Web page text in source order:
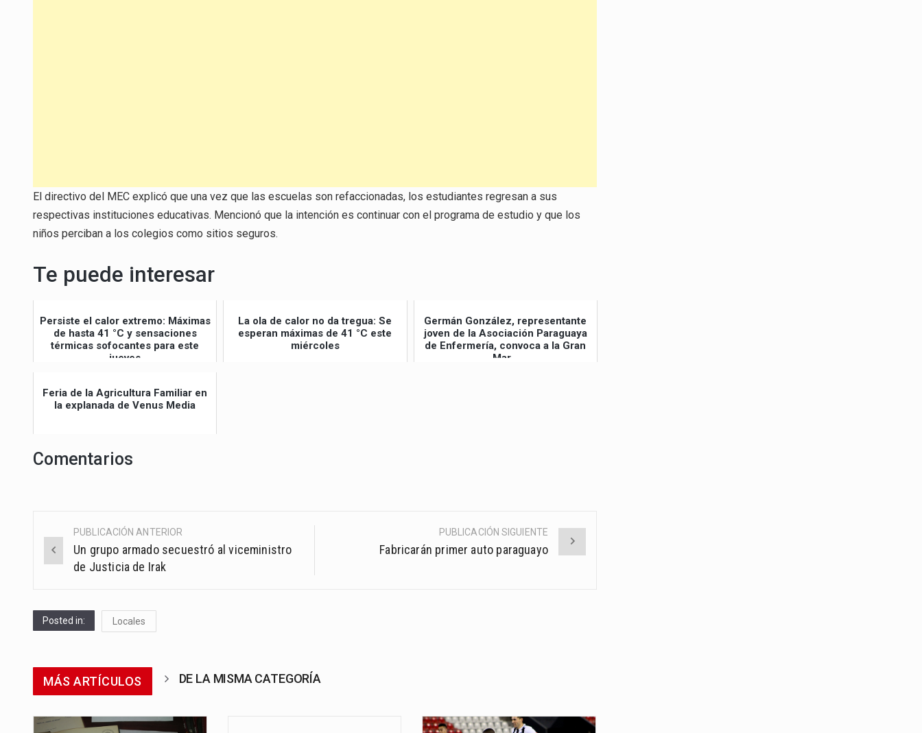
El directivo del MEC explicó que una vez que las escuelas son refaccionadas, los estudiantes regresan a sus
respectivas instituciones educativas. Mencionó que la intención es continuar con el programa de estudio y que los
niños perciban a los colegios como sitios seguros.
Te puede interesar
Persiste el calor extremo: Máximas
de hasta 41 °C y sensaciones
térmicas sofocantes para este
jueves
La ola de calor no da tregua: Se
esperan máximas de 41 °C este
miércoles
Germán González, representante
joven de la Asociación Paraguaya
de Enfermería, convoca a la Gran
Mar...
Feria de la Agricultura Familiar en
la explanada de Venus Media
Comentarios
Post
navigation
PUBLICACIÓN ANTERIOR
Un grupo armado secuestró al viceministro
de Justicia de Irak
PUBLICACIÓN SIGUIENTE
Fabricarán primer auto paraguayo
Posted in: Locales
MÁS ARTÍCULOS DE LA MISMA CATEGORÍA